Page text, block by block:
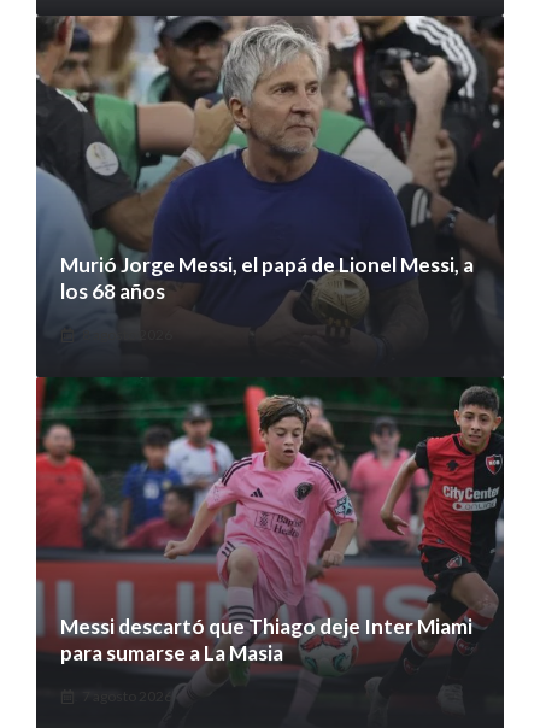
Murió Jorge Messi, el papá de Lionel Messi, a
los 68 años
Messi descartó que Thiago deje Inter Miami
para sumarse a La Masia